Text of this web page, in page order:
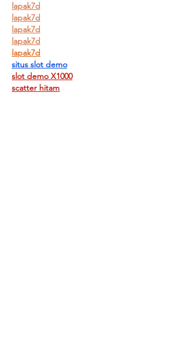
lapak7d
lapak7d
lapak7d
lapak7d
lapak7d
situs slot demo
slot demo X1000
scatter hitam